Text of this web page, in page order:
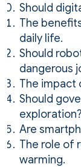
Should
The
daily life.
Should
dangerous
The impact
Should
exploration?
Are
The role of
warming.